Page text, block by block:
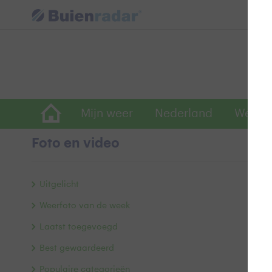
Mijn weer Nederland
Foto en video
Uitgelicht
Weerfoto van de week
Laatst toegevoegd
Best gewaardeerd
Populaire categorieën